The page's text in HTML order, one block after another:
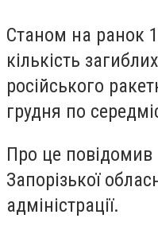
Станом на ранок
кількість
російського
грудня по
Про це повідомив
Запорізької
адміністрації.